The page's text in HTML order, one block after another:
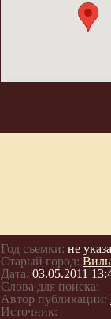
Год съемки: не
Старый город:
Дата: 03.05.2011
Слова для поиска:
Автор публикации:
Источник: